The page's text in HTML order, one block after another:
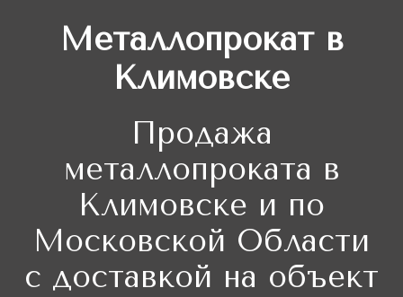
Металлопрокат в
Климовске
Продажа
металлопроката в
Климовске и по
Московской Области
с доставкой на объект